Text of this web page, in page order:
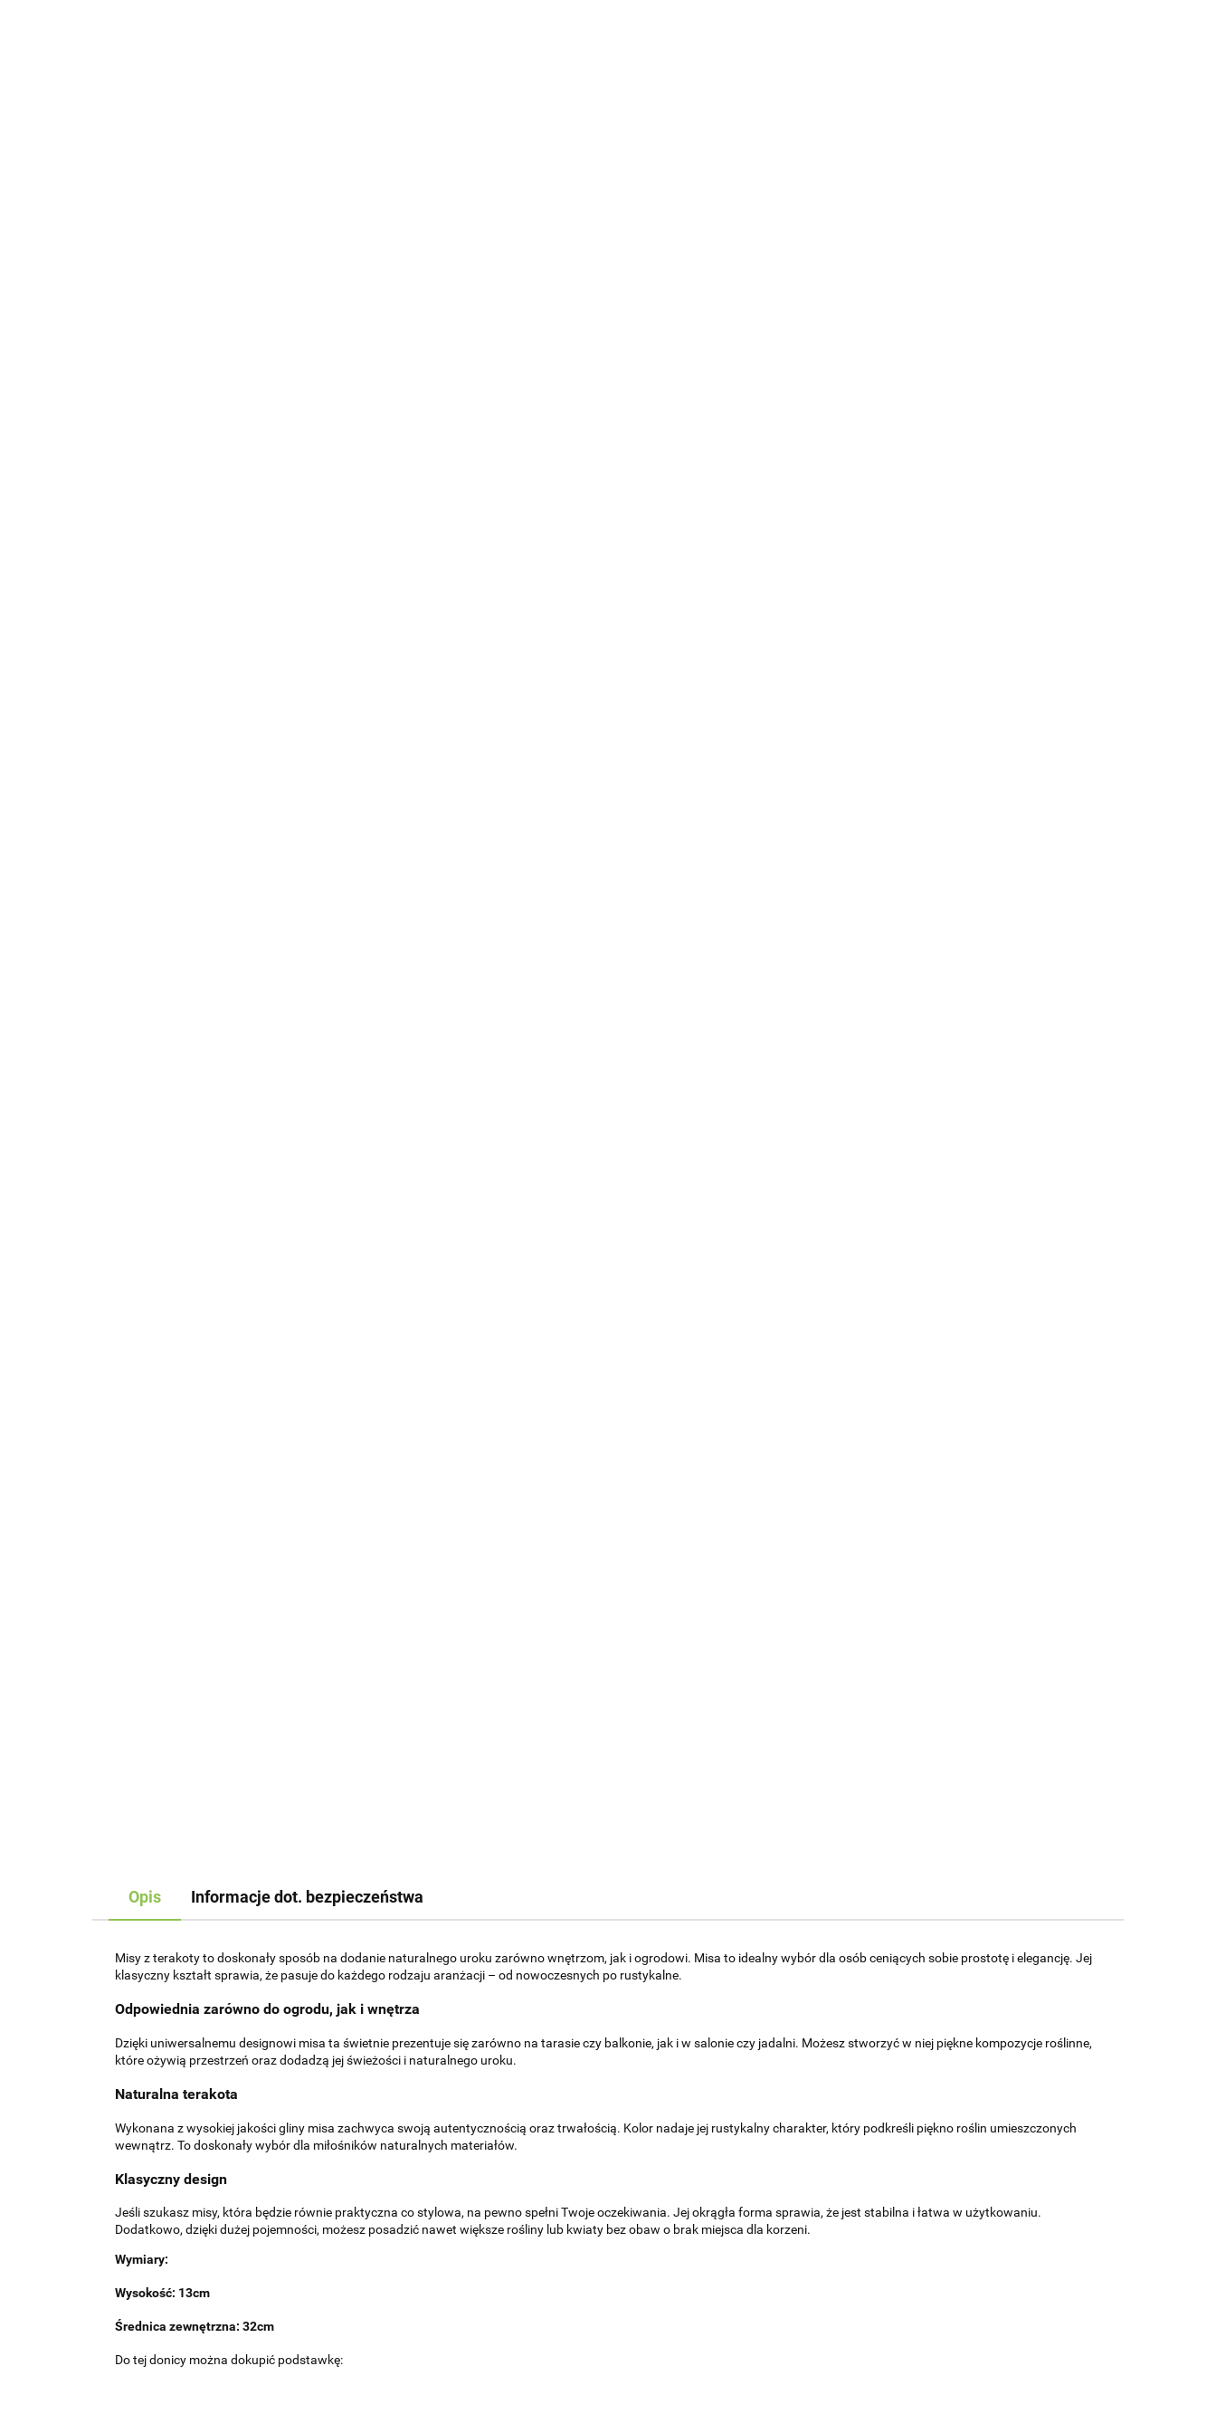
Opis Informacje dot. bezpieczeństwa
Misy z terakoty to doskonały sposób na dodanie naturalnego uroku zarówno wnętrzom, jak i ogrodowi. Misa to idealny wybór dla osób ceniących sobie prostotę i elegancję. Jej
klasyczny kształt sprawia, że pasuje do każdego rodzaju aranżacji – od nowoczesnych po rustykalne.
Odpowiednia zarówno do ogrodu, jak i wnętrza
Dzięki uniwersalnemu designowi misa ta świetnie prezentuje się zarówno na tarasie czy balkonie, jak i w salonie czy jadalni. Możesz stworzyć w niej piękne kompozycje roślinne,
które ożywią przestrzeń oraz dodadzą jej świeżości i naturalnego uroku.
Naturalna terakota
Wykonana z wysokiej jakości gliny misa zachwyca swoją autentycznością oraz trwałością. Kolor nadaje jej rustykalny charakter, który podkreśli piękno roślin umieszczonych
wewnątrz. To doskonały wybór dla miłośników naturalnych materiałów.
Klasyczny design
Jeśli szukasz misy, która będzie równie praktyczna co stylowa, na pewno spełni Twoje oczekiwania. Jej okrągła forma sprawia, że jest stabilna i łatwa w użytkowaniu.
Dodatkowo, dzięki dużej pojemności, możesz posadzić nawet większe rośliny lub kwiaty bez obaw o brak miejsca dla korzeni.
Wymiary:
Wysokość: 13cm
Średnica zewnętrzna: 32cm
Do tej donicy można dokupić podstawkę: